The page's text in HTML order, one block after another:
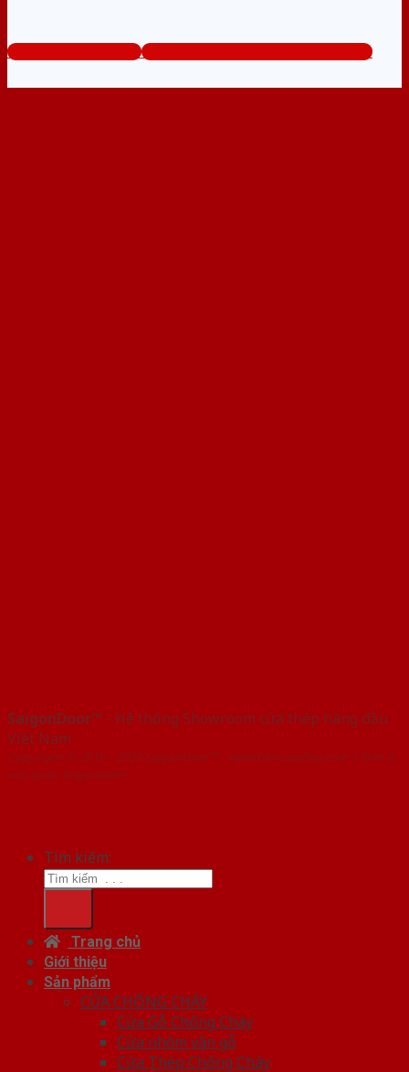
www.bancuathep.com Tổng đài tư vấn miễn phí: 0824.400.400
SaigonDoor™ - Hệ thống Showroom cửa thép hàng đầu
Việt Nam
Copyright ⓒ 2016 – 2026 SaigonDoor™ - www.bancuathep.com | Đơn vị
chủ quản SaigonDoor
Tìm kiếm:
Trang chủ
Giới thiệu
Sản phẩm
CỬA CHỐNG CHÁY
Cửa Gỗ Chống Cháy
Cửa nhôm vân gỗ
Cửa Thép Chống Cháy